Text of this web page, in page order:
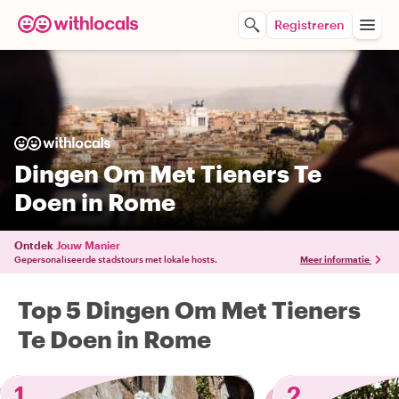
Registreren
Dingen Om Met Tieners Te
Doen in Rome
Ontdek Jouw Manier
Gepersonaliseerde stadstours met lokale hosts. Meer informatie
Top 5 Dingen Om Met Tieners
Te Doen in Rome